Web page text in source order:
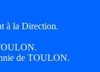
à la Direction.
de TOULON.